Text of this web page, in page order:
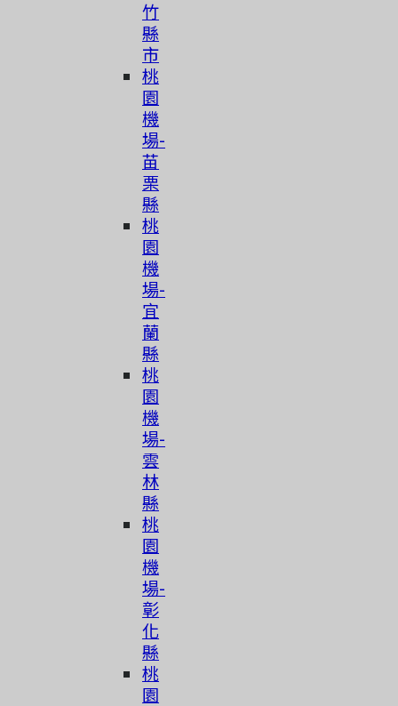
竹
縣
市
桃
園
機
場-
苗
栗
縣
桃
園
機
場-
宜
蘭
縣
桃
園
機
場-
雲
林
縣
桃
園
機
場-
彰
化
縣
桃
園